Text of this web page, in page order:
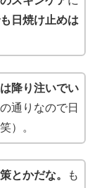
日焼け止めは
降り注いでい
通りなので日
）。
とかだな。
も